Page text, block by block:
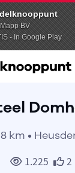
BV
- In Google Play
km •
1.225 2